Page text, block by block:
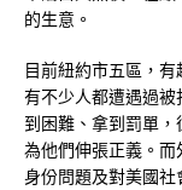
的生意。
目前紐約市五區，
有不少人都遭遇過
到困難、拿到罰單
為他們伸張正義。而
身份問題及對美國社